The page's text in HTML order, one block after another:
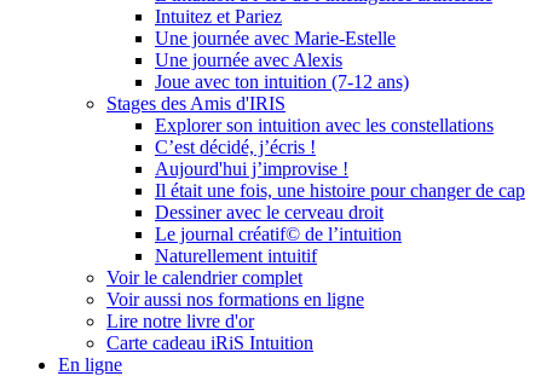
Intuitez et Pariez
Une journée avec Marie-Estelle
Une journée avec Alexis
Joue avec ton intuition (7-12 ans)
Stages des Amis d'IRIS
Explorer son intuition avec les constellations
C’est décidé, j’écris !
Aujourd'hui j’improvise !
Il était une fois, une histoire pour changer de cap
Dessiner avec le cerveau droit
Le journal créatif© de l’intuition
Naturellement intuitif
Voir le calendrier complet
Voir aussi nos formations en ligne
Lire notre livre d'or
Carte cadeau iRiS Intuition
En ligne